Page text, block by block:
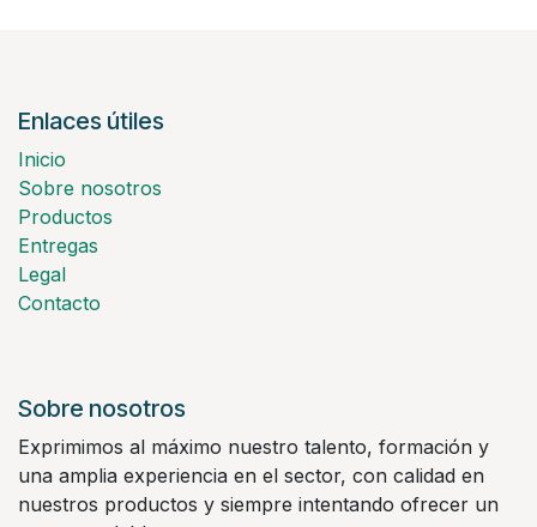
Enlaces útiles
Inicio
Sobre nosotros
Productos
Entregas
Legal
Contacto
Sobre nosotros
Exprimimos al máximo nuestro talento, formación y
una amplia experiencia en el sector, con calidad en
nuestros productos y siempre intentando ofrecer un